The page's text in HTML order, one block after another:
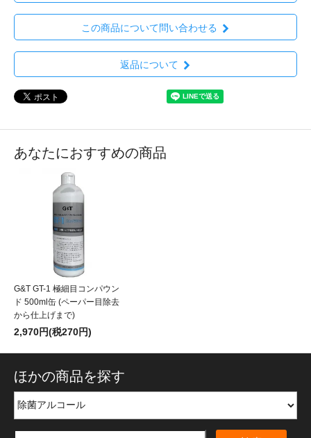
この商品について問い合わせる
返品について
あなたにおすすめの商品
G&T GT-1 極細目コンパウン
ド 500ml缶 (ペーパー目除去
から仕上げまで)
2,970円(税270円)
ほかの商品を探す